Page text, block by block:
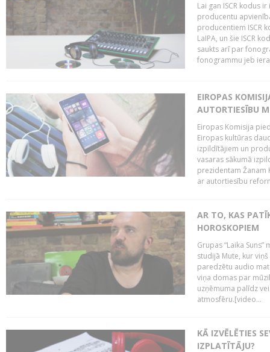
Lai gan ISCR kodus
producentu
producentiem ISCR
LaIPA, un šie ISCR
saukts arī par
fonogrammu jeb
EIROPAS
AUTORTIESĪBU
Eiropas Komisija
Eiropas kultūras
izpildītājiem un
vasaras sākumā
prezidentam Žanam
ar autortiesību
AR TO, KAS
HOROSKOPIEM
Grupas “Laika
studijā Mute, kur
paredzētu audio
viņa domas par
uzņēmuma palīdz
atmosfēru.[video...
KĀ IZVĒLĒTIES
IZPLATĪTĀJU?